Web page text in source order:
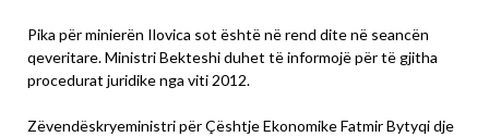
Pika për minierën Ilovica sot është në rend dite në seancën
qeveritare. Ministri Bekteshi duhet të informojë për të gjitha
procedurat juridike nga viti 2012.
Zëvendëskryeministri për Çështje Ekonomike Fatmir Bytyqi dje